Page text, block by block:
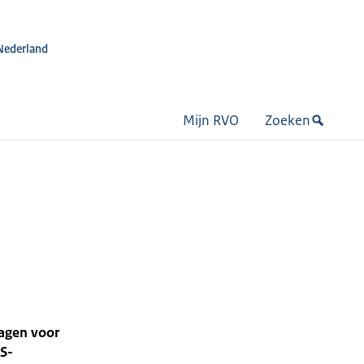
Mijn RVO Zoeken
voor